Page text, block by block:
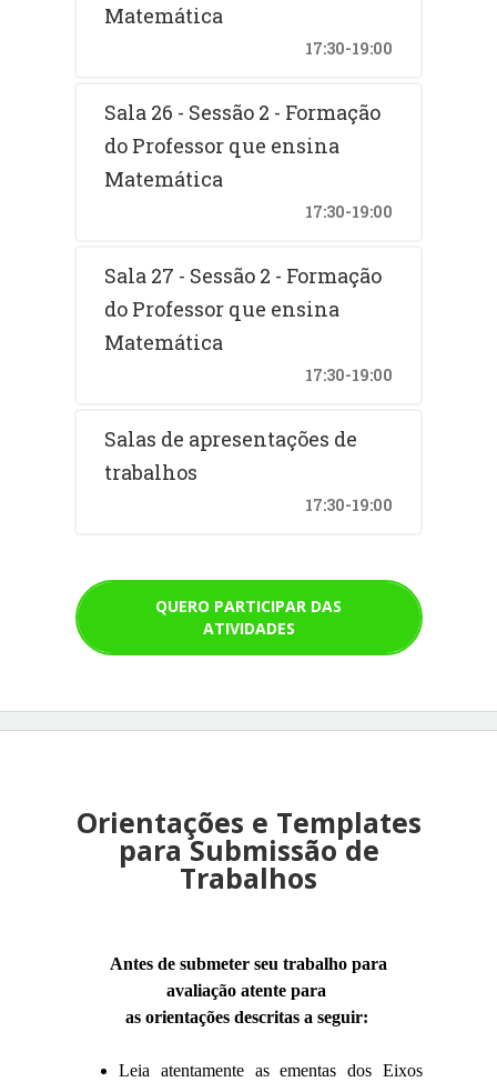
Matemática
17:30-19:00
Sala 26 - Sessão 2 - Formação
do Professor que ensina
Matemática
17:30-19:00
Sala 27 - Sessão 2 - Formação
do Professor que ensina
Matemática
17:30-19:00
Salas de apresentações de
trabalhos
17:30-19:00
QUERO PARTICIPAR DAS
ATIVIDADES
Orientações e Templates
para Submissão de
Trabalhos
Antes de submeter seu trabalho para
avaliação atente para
as orientações descritas a seguir:
Leia atentamente as ementas dos Eixos